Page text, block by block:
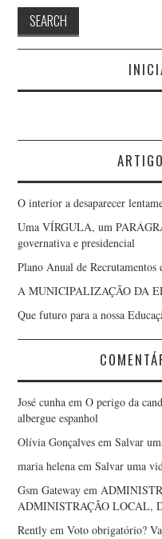
O interior a desaparecer
Uma VÍRGULA, um
governativa e presidencial
Plano Anual de Recrutamentos
A MUNICIPALIZAÇÃO DA
Que futuro para a nossa
José cunha emO perigo da
albergue espanhol
Olívia Gonçalves emSalvar
maria helena emSalvar uma
Gsm Gateway em
ADMINISTRAÇÃO LOCAL,
Rently emVoto obrigatório?